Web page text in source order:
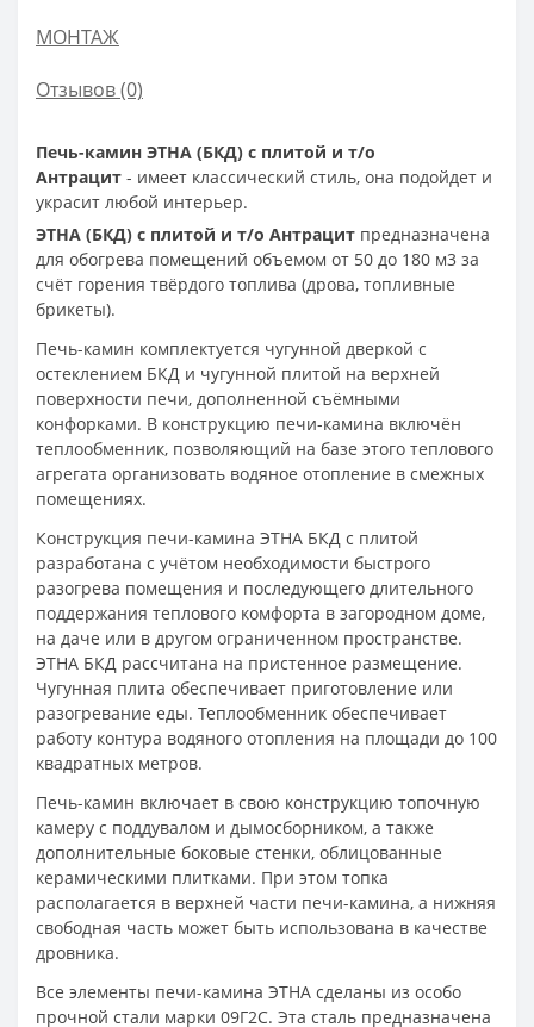
МОНТАЖ
Отзывов (0)
Печь-камин ЭТНА (БКД) с плитой и т/о
Антрацит - имеет классический стиль, она подойдет и
украсит любой интерьер.
ЭТНА (БКД) с плитой и т/о Антрацит предназначена
для обогрева помещений объемом от 50 до 180 м3 за
счёт горения твёрдого топлива (дрова, топливные
брикеты).
Печь-камин комплектуется чугунной дверкой с
остеклением БКД и чугунной плитой на верхней
поверхности печи, дополненной съёмными
конфорками. В конструкцию печи-камина включён
теплообменник, позволяющий на базе этого теплового
агрегата организовать водяное отопление в смежных
помещениях.
Конструкция печи-камина ЭТНА БКД с плитой
разработана с учётом необходимости быстрого
разогрева помещения и последующего длительного
поддержания теплового комфорта в загородном доме,
на даче или в другом ограниченном пространстве.
ЭТНА БКД рассчитана на пристенное размещение.
Чугунная плита обеспечивает приготовление или
разогревание еды. Теплообменник обеспечивает
работу контура водяного отопления на площади до 100
квадратных метров.
Печь-камин включает в свою конструкцию топочную
камеру с поддувалом и дымосборником, а также
дополнительные боковые стенки, облицованные
керамическими плитками. При этом топка
располагается в верхней части печи-камина, а нижняя
свободная часть может быть использована в качестве
дровника.
Все элементы печи-камина ЭТНА сделаны из особо
прочной стали марки 09Г2С. Эта сталь предназначена